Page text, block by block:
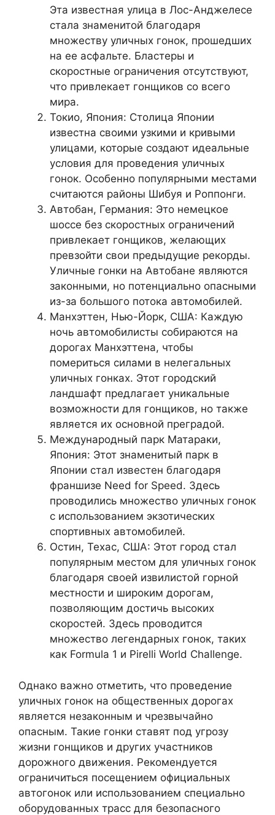
Эта известная улица в Лос-Анджелесе
стала знаменитой благодаря
множеству уличных гонок, прошедших
на ее асфальте. Бластеры и
скоростные ограничения отсутствуют,
что привлекает гонщиков со всего
мира.
Токио, Япония: Столица Японии
известна своими узкими и кривыми
улицами, которые создают идеальные
условия для проведения уличных
гонок. Особенно популярными местами
считаются районы Шибуя и Роппонги.
Автобан, Германия: Это немецкое
шоссе без скоростных ограничений
привлекает гонщиков, желающих
превзойти свои предыдущие рекорды.
Уличные гонки на Автобане являются
законными, но потенциально опасными
из-за большого потока автомобилей.
Манхэттен, Нью-Йорк, США: Каждую
ночь автомобилисты собираются на
дорогах Манхэттена, чтобы
помериться силами в нелегальных
уличных гонках. Этот городский
ландшафт предлагает уникальные
возможности для гонщиков, но также
является их основной преградой.
Международный парк Матараки,
Япония: Этот знаменитый парк в
Японии стал известен благодаря
франшизе Need for Speed. Здесь
проводились множество уличных гонок
с использованием экзотических
спортивных автомобилей.
Остин, Техас, США: Этот город стал
популярным местом для уличных гонок
благодаря своей извилистой горной
местности и широким дорогам,
позволяющим достичь высоких
скоростей. Здесь проводится
множество легендарных гонок, таких
как Formula 1 и Pirelli World Challenge.
Однако важно отметить, что проведение
уличных гонок на общественных дорогах
является незаконным и чрезвычайно
опасным. Такие гонки ставят под угрозу
жизни гонщиков и других участников
дорожного движения. Рекомендуется
ограничиться посещением официальных
автогонок или использованием специально
оборудованных трасс для безопасного